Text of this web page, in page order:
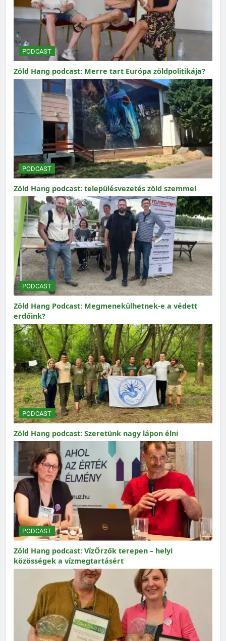
PODCAST
Zöld Hang podcast: Merre tart Európa zöldpolitikája?
PODCAST
Zöld Hang podcast: településvezetés zöld szemmel
PODCAST
Zöld Hang Podcast: Megmenekülhetnek-e a védett
erdőink?
PODCAST
Zöld Hang podcast: Szeretünk nagy lápon élni
PODCAST
Zöld Hang podcast: VízŐrzők terepen – helyi
közösségek a vízmegtartásért